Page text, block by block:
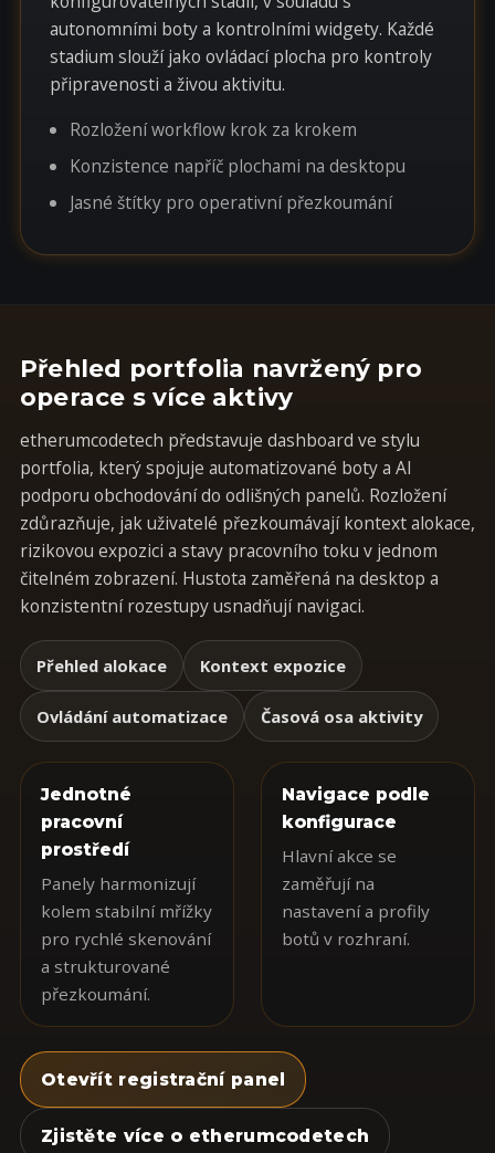
autonomními boty a kontrolními widgety. Každé
stadium slouží jako ovládací plocha pro kontroly
připravenosti a živou aktivitu.
Rozložení workflow krok za krokem
Konzistence napříč plochami na desktopu
Jasné štítky pro operativní přezkoumání
Přehled portfolia navržený pro
operace s více aktivy
etherumcodetech představuje dashboard ve stylu
portfolia, který spojuje automatizované boty a AI
podporu obchodování do odlišných panelů. Rozložení
zdůrazňuje, jak uživatelé přezkoumávají kontext alokace,
rizikovou expozici a stavy pracovního toku v jednom
čitelném zobrazení. Hustota zaměřená na desktop a
konzistentní rozestupy usnadňují navigaci.
Přehled alokace Kontext expozice
Ovládání automatizace Časová osa aktivity
Jednotné
pracovní
prostředí
Panely harmonizují
kolem stabilní mřížky
pro rychlé skenování
a strukturované
přezkoumání.
Navigace podle
konfigurace
Hlavní akce se
zaměřují na
nastavení a profily
botů v rozhraní.
Otevřít registrační panel
Zjistěte více o etherumcodetech